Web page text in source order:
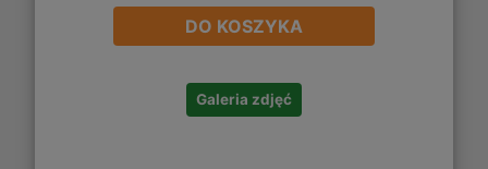
DO KOSZYKA
Galeria zdjęć